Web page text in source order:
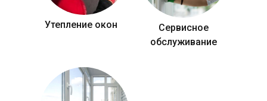
Утепление окон
Сервисное
обслуживание